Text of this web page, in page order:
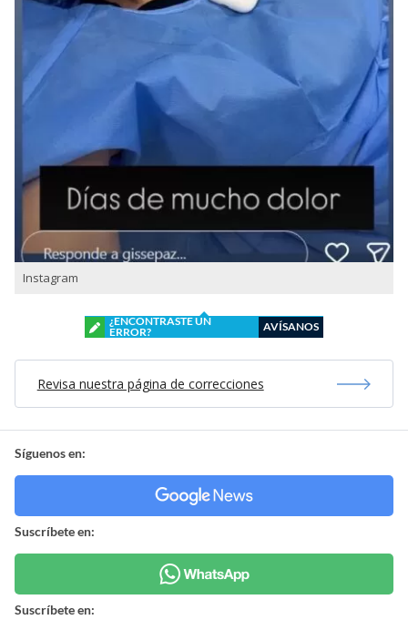
Instagram
¿ENCONTRASTE UN
ERROR?
AVÍSANOS
Revisa nuestra página de correcciones
Síguenos en:
Suscríbete en:
Suscríbete en: